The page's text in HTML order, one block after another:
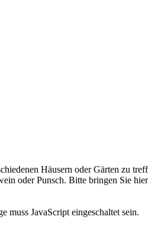
Häusern oder Gärten zu
oder Punsch. Bitte bringen Sie
muss JavaScript eingeschaltet sein.